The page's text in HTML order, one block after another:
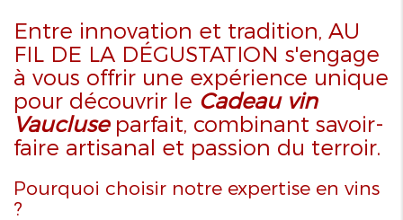
Entre innovation et tradition, AU
FIL DE LA DÉGUSTATION s'engage
à vous offrir une expérience unique
pour découvrir le Cadeau vin
Vaucluseparfait, combinant savoir-
faire artisanal et passion du terroir.
Pourquoi choisir notre expertise en vins
?